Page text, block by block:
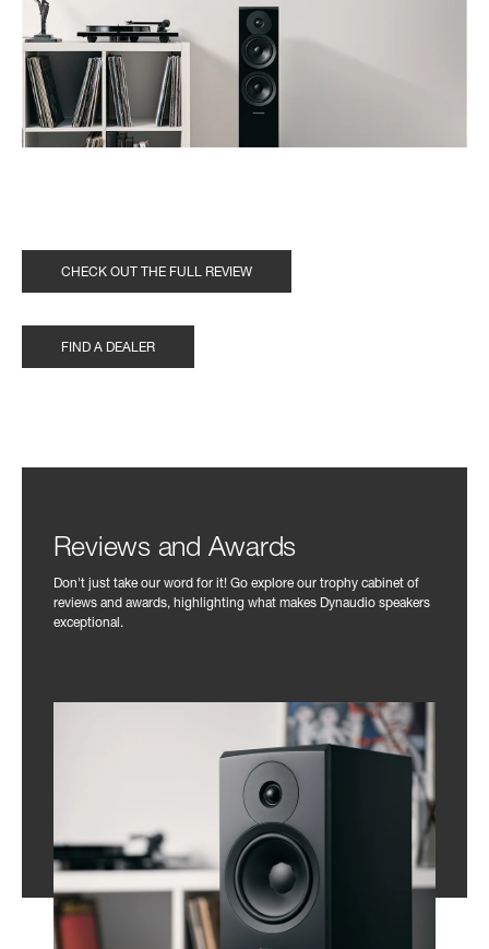
CHECK OUT THE FULL REVIEW
FIND A DEALER
Reviews and Awards
Don't just take our word for it! Go explore our trophy cabinet of
reviews and awards, highlighting what makes Dynaudio speakers
exceptional.